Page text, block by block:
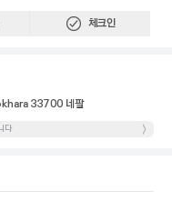
체크인
33700 네팔
다